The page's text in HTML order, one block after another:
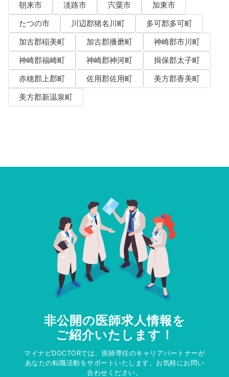
朝来市
淡路市 宍粟市
加東市
たつの市
川辺郡猪名川町
多可郡多可町
加古郡稲美町
加古郡播磨町
神崎郡市川町
神崎郡福崎町
神崎郡神河町
揖保郡太子町
赤穂郡上郡町
佐用郡佐用町
美方郡香美町
美方郡新温泉町
非公開の医師求人情報を
ご紹介いたします！
マイナビDOCTORでは、医師専任のキャリアパートナーが
あなたの転職活動をサポートいたします。お気軽にお問い
合わせください。